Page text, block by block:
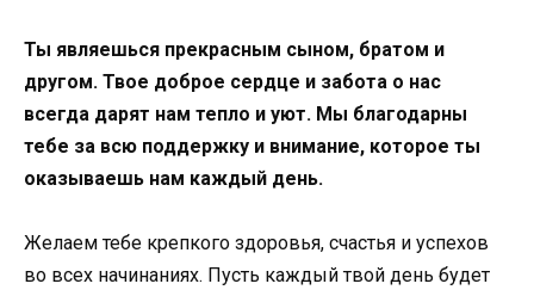
Ты являешься прекрасным сыном, братом и
другом. Твое доброе сердце и забота о нас
всегда дарят нам тепло и уют. Мы благодарны
тебе за всю поддержку и внимание, которое ты
оказываешь нам каждый день.
Желаем тебе крепкого здоровья, счастья и успехов
во всех начинаниях. Пусть каждый твой день будет